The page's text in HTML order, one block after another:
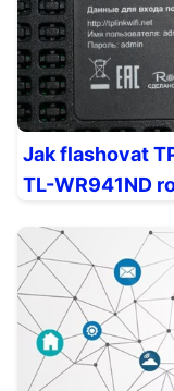
Jak flashovat
TL-WR941ND